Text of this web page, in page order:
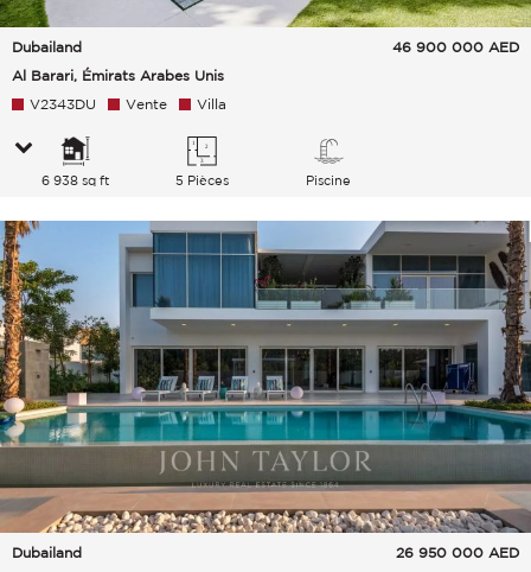
Dubailand
Al Barari, Émirats Arabes Unis
46 900 000 AED
V2343DU Vente Villa
6 938 sq ft 5 Pièces Piscine
Dubailand
26 950 000 AED